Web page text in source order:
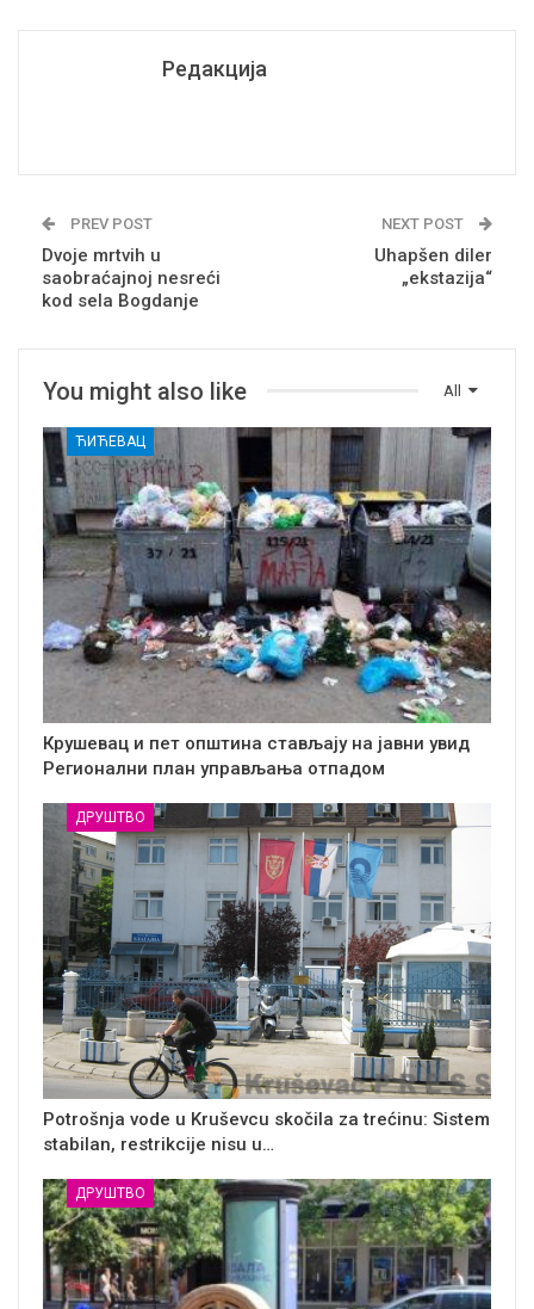
Редакција
PREV POST
Dvoje mrtvih u
saobraćajnoj nesreći
kod sela Bogdanje
NEXT POST
Uhapšen diler
„ekstazija“
All
You might also like
ЋИЋЕВАЦ
Крушевац и пет општина стављају на јавни увид
Регионални план управљања отпадом
ДРУШТВО
Potrošnja vode u Kruševcu skočila za trećinu: Sistem
stabilan, restrikcije nisu u…
ДРУШТВО